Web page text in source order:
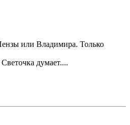
или Владимира. Только
думает....